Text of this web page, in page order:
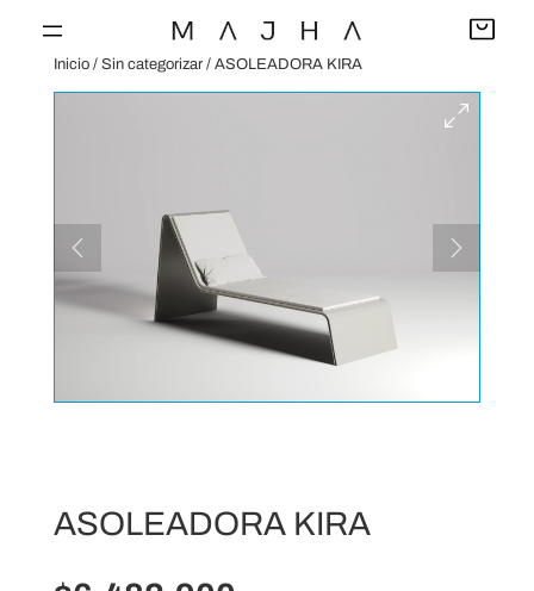
Saltar
contenido
Inicio /Sin categorizar/ ASOLEADORA KIRA
ASOLEADORA KIRA